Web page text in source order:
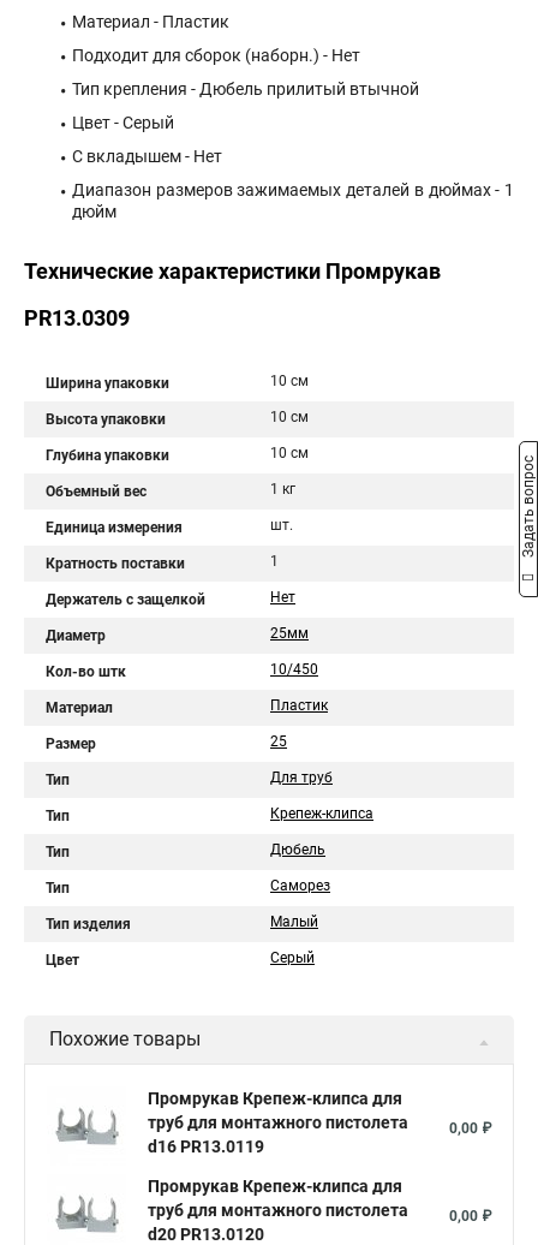
Материал - Пластик
Подходит для сборок (наборн.) - Нет
Тип крепления - Дюбель прилитый втычной
Цвет - Серый
С вкладышем - Нет
Диапазон размеров зажимаемых деталей в дюймах - 1
дюйм
Технические характеристики Промрукав
PR13.0309
Ширина упаковки 10 см
Высота упаковки 10 см
Глубина упаковки 10 см
Объемный вес 1 кг
Единица измерения шт.
Кратность поставки 1
Держатель с защелкой Нет
Диаметр 25мм
Кол-во штк 10/450
Материал Пластик
Размер 25
Тип Для труб
Тип Крепеж-клипса
Тип Дюбель
Тип Саморез
Тип изделия Малый
Цвет Серый
Похожие товары
Промрукав Крепеж-клипса для
труб для монтажного пистолета
d16 PR13.0119
0,00 ₽
Промрукав Крепеж-клипса для
труб для монтажного пистолета
d20 PR13.0120
0,00 ₽
Задать вопрос